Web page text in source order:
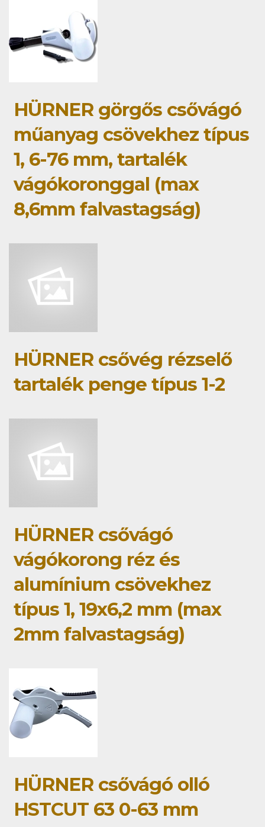
HÜRNER görgős csővágó
műanyag csövekhez típus
1, 6-76 mm, tartalék
vágókoronggal (max
8,6mm falvastagság)
HÜRNER csővég rézselő
tartalék penge típus 1-2
HÜRNER csővágó
vágókorong réz és
alumínium csövekhez
típus 1, 19x6,2 mm (max
2mm falvastagság)
HÜRNER csővágó olló
HSTCUT 63 0-63 mm